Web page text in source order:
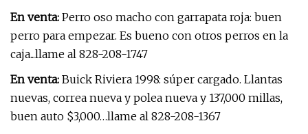
En venta: Perro oso macho con garrapata roja: buen
perro para empezar. Es bueno con otros perros en la
caja...llame al 828-208-1747
En venta: Buick Riviera 1998: súper cargado. Llantas
nuevas, correa nueva y polea nueva y 137,000 millas,
buen auto $3,000…llame al 828-208-1367